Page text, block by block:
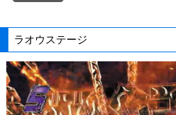
ラオウステージ